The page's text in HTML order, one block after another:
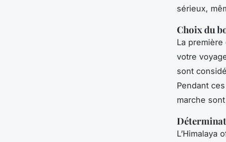
sérieux,
Choix du
La
votre
sont
Pendant
marche
L’Himalaya